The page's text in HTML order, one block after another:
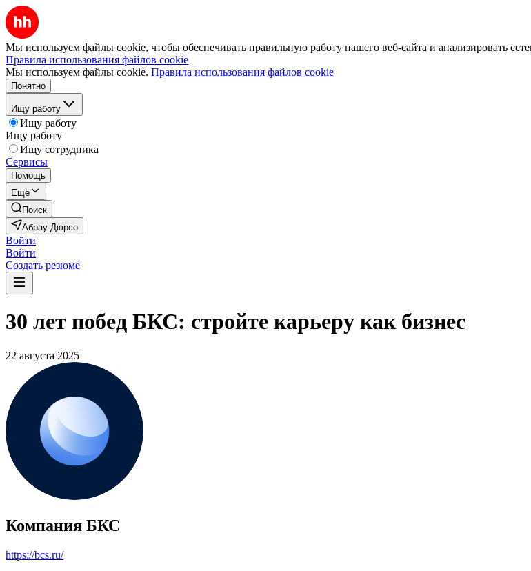
Мы используем файлы cookie, чтобы обеспечивать правильную работу нашего веб-сайта и анализировать
Правила использования файлов cookie
Мы используем файлы cookie. Правила использования файлов cookie
Понятно
Ищу работу
Ищу работу
Ищу работу
Ищу сотрудника
Сервисы
Помощь
Ещё
Поиск
Абрау-Дюрсо
Войти
Войти
Создать резюме
30 лет побед БКС: стройте карьеру как бизнес
22 августа 2025
Компания БКС
https://bcs.ru/